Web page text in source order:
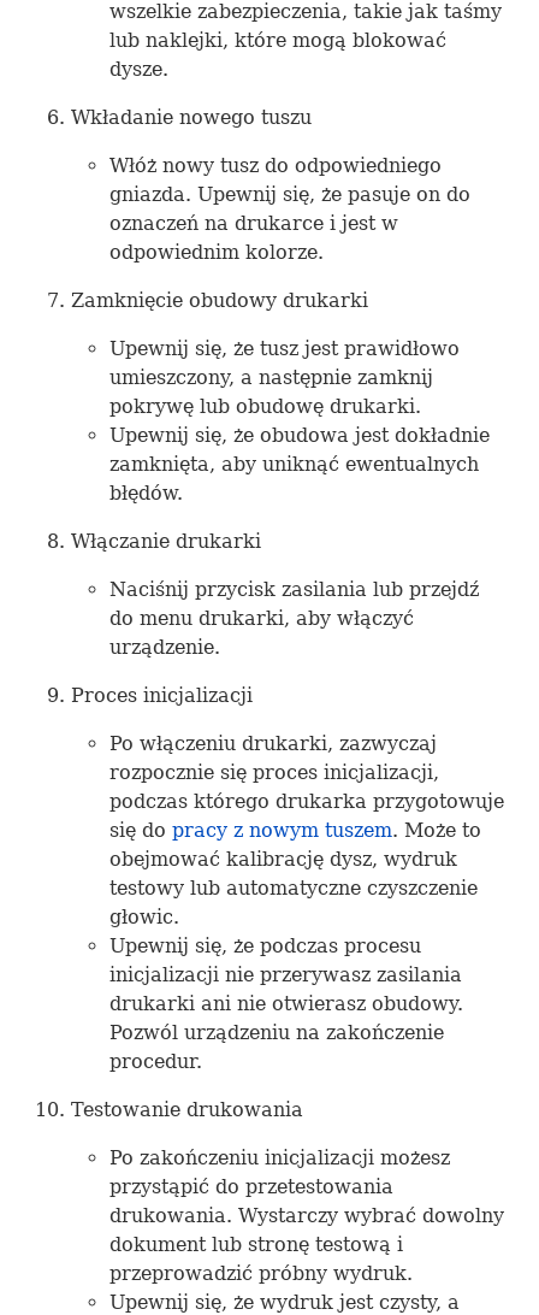
wszelkie zabezpieczenia, takie jak taśmy
lub naklejki, które mogą blokować
dysze.
Wkładanie nowego tuszu
Włóż nowy tusz do odpowiedniego
gniazda. Upewnij się, że pasuje on do
oznaczeń na drukarce i jest w
odpowiednim kolorze.
Zamknięcie obudowy drukarki
Upewnij się, że tusz jest prawidłowo
umieszczony, a następnie zamknij
pokrywę lub obudowę drukarki.
Upewnij się, że obudowa jest dokładnie
zamknięta, aby uniknąć ewentualnych
błędów.
Włączanie drukarki
Naciśnij przycisk zasilania lub przejdź
do menu drukarki, aby włączyć
urządzenie.
Proces inicjalizacji
Po włączeniu drukarki, zazwyczaj
rozpocznie się proces inicjalizacji,
podczas którego drukarka przygotowuje
się do pracy z nowym tuszem. Może to
obejmować kalibrację dysz, wydruk
testowy lub automatyczne czyszczenie
głowic.
Upewnij się, że podczas procesu
inicjalizacji nie przerywasz zasilania
drukarki ani nie otwierasz obudowy.
Pozwól urządzeniu na zakończenie
procedur.
Testowanie drukowania
Po zakończeniu inicjalizacji możesz
przystąpić do przetestowania
drukowania. Wystarczy wybrać dowolny
dokument lub stronę testową i
przeprowadzić próbny wydruk.
Upewnij się, że wydruk jest czysty, a